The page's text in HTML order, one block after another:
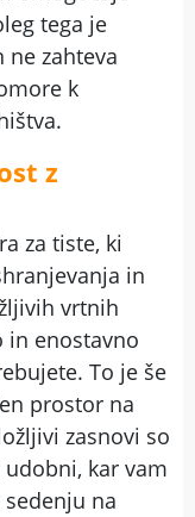
tega je
zahteva
k
z
za tiste, ki
in
vrtnih
in enostavno
To je še
prostor na
zasnovi so
kar vam
na